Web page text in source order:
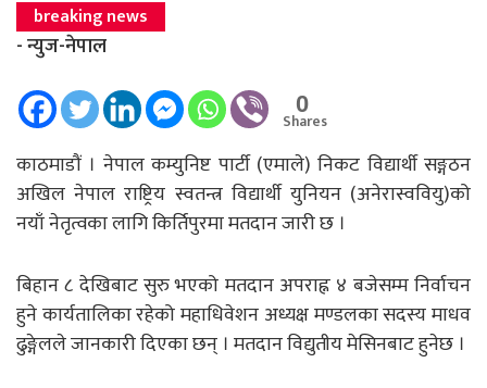
breaking news
- न्युज-नेपाल
0
Shares
काठमाडौं । नेपाल कम्युनिष्ट पार्टी (एमाले) निकट विद्यार्थी सङ्गठन
अखिल नेपाल राष्ट्रिय स्वतन्त्र विद्यार्थी युनियन (अनेरास्ववियु)को
नयाँ नेतृत्वका लागि किर्तिपुरमा मतदान जारी छ ।
बिहान ८ देखिबाट सुरु भएको मतदान अपराह्न ४ बजेसम्म निर्वाचन
हुने कार्यतालिका रहेको महाधिवेशन अध्यक्ष मण्डलका सदस्य माधव
ढुङ्गेलले जानकारी दिएका छन् । मतदान विद्युतीय मेसिनबाट हुनेछ ।